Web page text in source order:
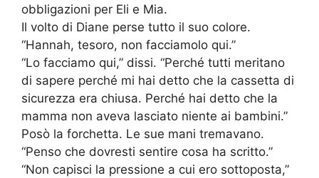
obbligazioni per Eli e Mia.
Il volto di Diane perse tutto il suo colore.
“Hannah, tesoro, non facciamolo qui.”
“Lo facciamo qui,” dissi. “Perché tutti meritano
di sapere perché mi hai detto che la cassetta di
sicurezza era chiusa. Perché hai detto che la
mamma non aveva lasciato niente ai bambini.”
Posò la forchetta. Le sue mani tremavano.
“Penso che dovresti sentire cosa ha scritto.”
“Non capisci la pressione a cui ero sottoposta,”